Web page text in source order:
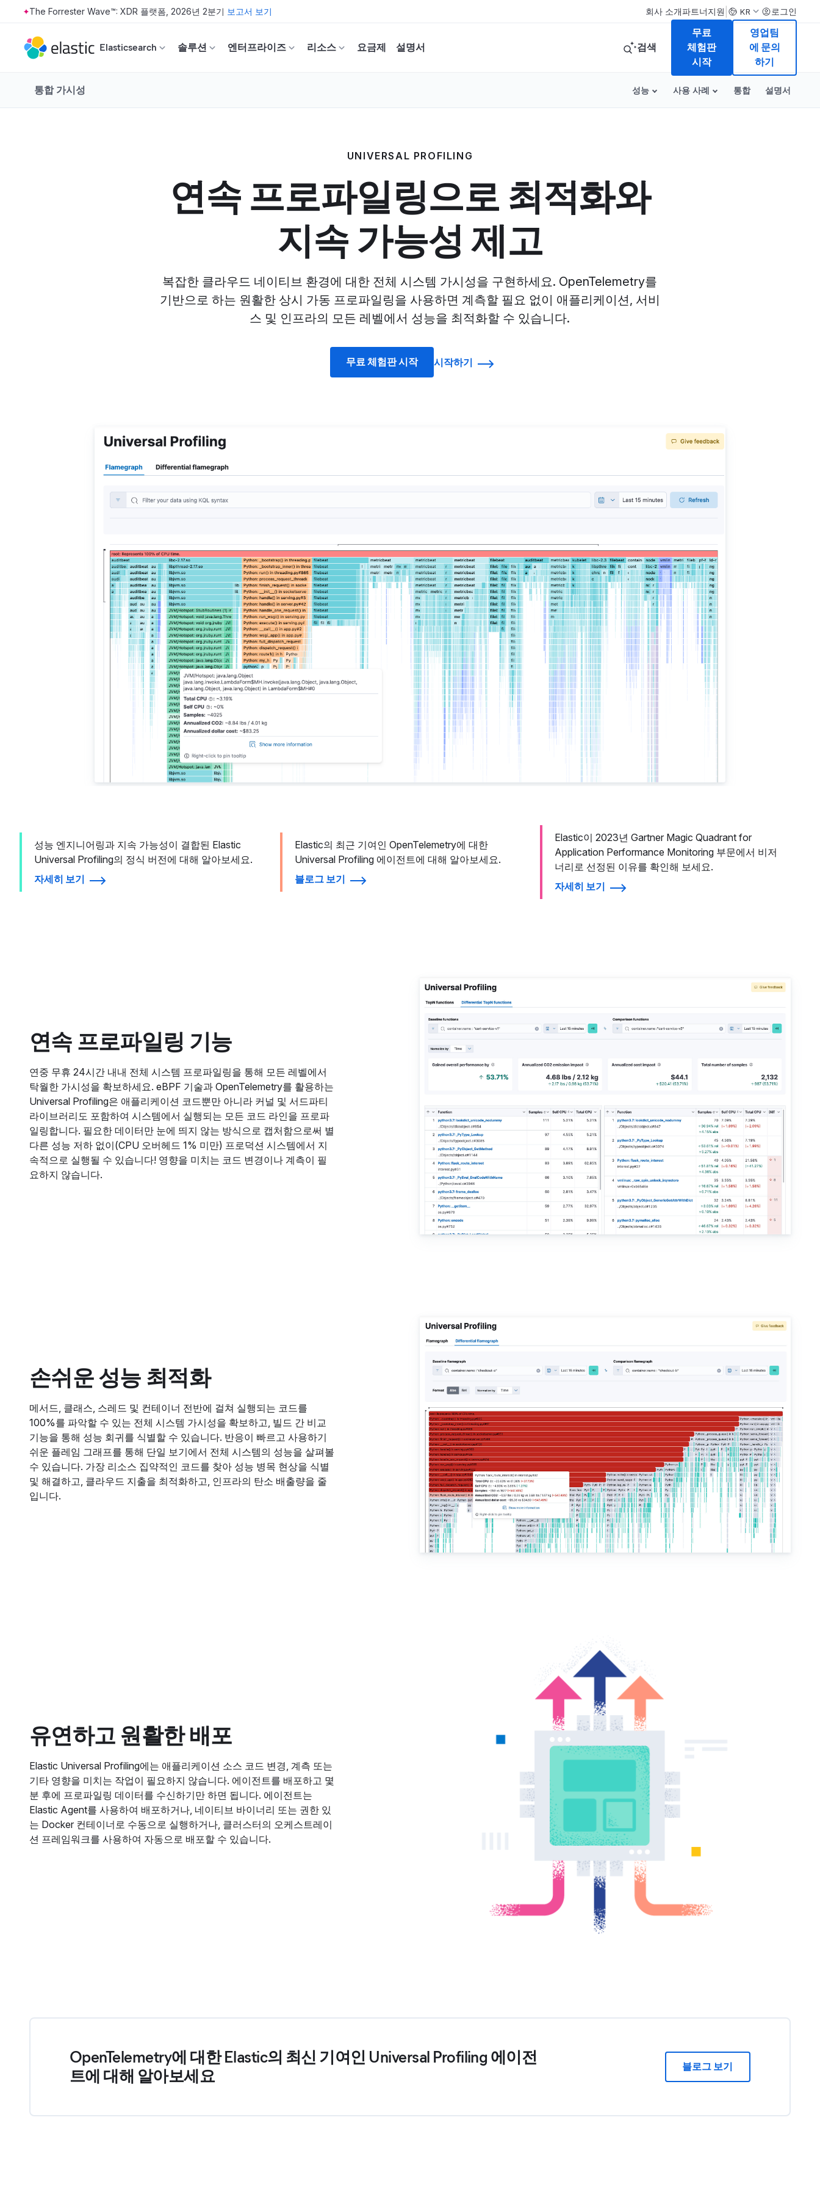
Skip to main content
The Forrester Wave™: XDR 플랫폼, 2026년 2분기 보고서 보기 회사 소개파트너지원 KR 로그인
Elasticsearch 솔루션 엔터프라이즈 리소스 요금제 설명서 검색
무료
체험판
시작
영업팀
에 문의
하기
통합 가시성 성능 사용 사례 통합 설명서
UNIVERSAL PROFILING
연속 프로파일링으로 최적화와
지속 가능성 제고
복잡한 클라우드 네이티브 환경에 대한 전체 시스템 가시성을 구현하세요. OpenTelemetry를
기반으로 하는 원활한 상시 가동 프로파일링을 사용하면 계측할 필요 없이 애플리케이션, 서비
스 및 인프라의 모든 레벨에서 성능을 최적화할 수 있습니다.
무료 체험판 시작 시작하기
성능 엔지니어링과 지속 가능성이 결합된 Elastic
Universal Profiling의 정식 버전에 대해 알아보세요.
자세히 보기
Elastic의 최근 기여인 OpenTelemetry에 대한
Universal Profiling 에이전트에 대해 알아보세요.
블로그 보기
Elastic이 2023년 Gartner Magic Quadrant for
Application Performance Monitoring 부문에서 비저
너리로 선정된 이유를 확인해 보세요.
자세히 보기
연속 프로파일링 기능
연중 무휴 24시간 내내 전체 시스템 프로파일링을 통해 모든 레벨에서
탁월한 가시성을 확보하세요. eBPF 기술과 OpenTelemetry를 활용하는
Universal Profiling은 애플리케이션 코드뿐만 아니라 커널 및 서드파티
라이브러리도 포함하여 시스템에서 실행되는 모든 코드 라인을 프로파
일링합니다. 필요한 데이터만 눈에 띄지 않는 방식으로 캡처함으로써 별
다른 성능 저하 없이(CPU 오버헤드 1% 미만) 프로덕션 시스템에서 지
속적으로 실행될 수 있습니다! 영향을 미치는 코드 변경이나 계측이 필
요하지 않습니다.
손쉬운 성능 최적화
메서드, 클래스, 스레드 및 컨테이너 전반에 걸쳐 실행되는 코드를
100%를 파악할 수 있는 전체 시스템 가시성을 확보하고, 빌드 간 비교
기능을 통해 성능 회귀를 식별할 수 있습니다. 반응이 빠르고 사용하기
쉬운 플레임 그래프를 통해 단일 보기에서 전체 시스템의 성능을 살펴볼
수 있습니다. 가장 리소스 집약적인 코드를 찾아 성능 병목 현상을 식별
및 해결하고, 클라우드 지출을 최적화하고, 인프라의 탄소 배출량을 줄
입니다.
유연하고 원활한 배포
Elastic Universal Profiling에는 애플리케이션 소스 코드 변경, 계측 또는
기타 영향을 미치는 작업이 필요하지 않습니다. 에이전트를 배포하고 몇
분 후에 프로파일링 데이터를 수신하기만 하면 됩니다. 에이전트는
Elastic Agent를 사용하여 배포하거나, 네이티브 바이너리 또는 권한 있
는 Docker 컨테이너로 수동으로 실행하거나, 클러스터의 오케스트레이
션 프레임워크를 사용하여 자동으로 배포할 수 있습니다.
OpenTelemetry에 대한 Elastic의 최신 기여인 Universal Profiling 에이전
트에 대해 알아보세요
블로그 보기